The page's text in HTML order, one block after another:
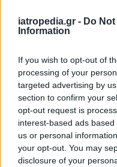
iatropedia.gr - Do
Information
If you wish to opt-out of
processing of your
targeted advertising by
section to confirm your
opt-out request is
interest-based ads
us or personal
your opt-out. You may
disclosure of your